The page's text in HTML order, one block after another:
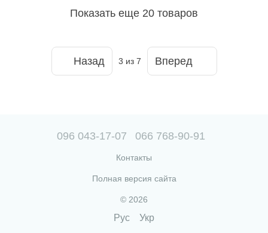
Показать еще 20 товаров
Назад 3 из 7 Вперед
096 043-17-07 066 768-90-91
Контакты
Полная версия сайта
© 2026
Рус Укр